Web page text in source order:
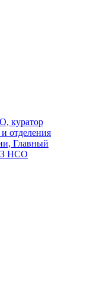
куратор
и отделения
Главный
НСО